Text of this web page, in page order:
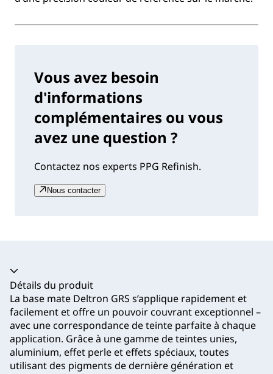
Vous avez besoin
d'informations
complémentaires ou vous
avez une question ?
Contactez nos experts PPG Refinish.
Nous contacter
Accordéon fermé
Détails du produit
La base mate Deltron GRS s’applique rapidement et
facilement et offre un pouvoir couvrant exceptionnel –
avec une correspondance de teinte parfaite à chaque
application. Grâce à une gamme de teintes unies,
aluminium, effet perle et effets spéciaux, toutes
utilisant des pigments de dernière génération et